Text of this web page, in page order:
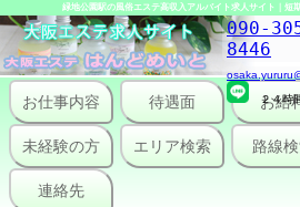
緑地公園駅の風俗エステ高収入アルバイト求人サイト｜短
090-
8446
２４時
お仕事内容 待遇面 お給
未経験の方 エリア検索 路線
連絡先